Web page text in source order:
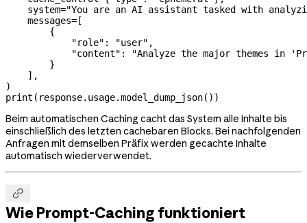
    system
="You are an AI assistant tasked with
    messages
= [
        {
            "role"
: "user" ,
            "content"
:
"Analyze the major themes in
        }
    ],
)
print (response.usage.model_dump_json())
Beim automatischen Caching cacht das System alle Inhalte bis
einschließlich des letzten cachebaren Blocks. Bei nachfolgenden
Anfragen mit demselben Präfix werden gecachte Inhalte
automatisch wiederverwendet.

Wie Prompt-Caching funktioniert